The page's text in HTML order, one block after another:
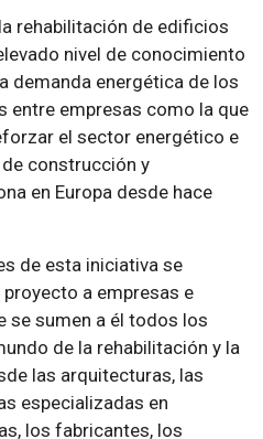
rehabilitación de edificios
nivel de conocimiento
demanda energética de los
entre empresas como la que
el sector energético e
construcción y
en Europa desde hace
de esta iniciativa se
a empresas e
se sumen a él todos los
de la rehabilitación y la
las arquitecturas, las
especializadas en
los fabricantes, los